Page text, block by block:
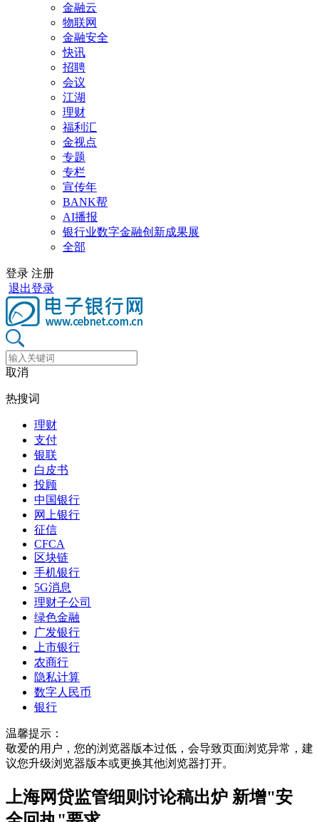
金融云
物联网
金融安全
快讯
招聘
会议
江湖
理财
福利汇
金视点
专题
专栏
宣传年
BANK帮
AI播报
银行业数字金融创新成果展
全部
登录 注册
退出登录
取消
热搜词
理财
支付
银联
白皮书
投顾
中国银行
网上银行
征信
CFCA
区块链
手机银行
5G消息
理财子公司
绿色金融
广发银行
上市银行
农商行
隐私计算
数字人民币
银行
温馨提示：
敬爱的用户，您的浏览器版本过低，会导致页面浏览异常，建
议您升级浏览器版本或更换其他浏览器打开。
上海网贷监管细则讨论稿出炉 新增"安